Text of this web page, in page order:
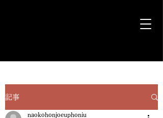
記事
naokohonjoeuphoniu